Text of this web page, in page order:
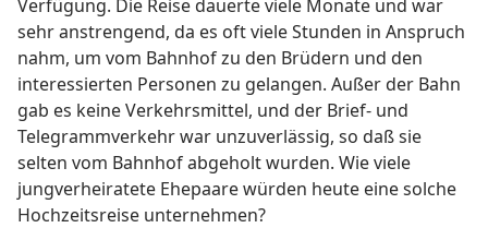
Verfügung. Die Reise dauerte viele Monate und war
sehr anstrengend, da es oft viele Stunden in Anspruch
nahm, um vom Bahnhof zu den Brüdern und den
interessierten Personen zu gelangen. Außer der Bahn
gab es keine Verkehrsmittel, und der Brief- und
Telegrammverkehr war unzuverlässig, so daß sie
selten vom Bahnhof abgeholt wurden. Wie viele
jungverheiratete Ehepaare würden heute eine solche
Hochzeitsreise unternehmen?